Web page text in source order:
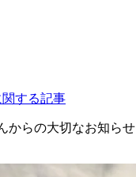
する記事
からの大切なお知らせ